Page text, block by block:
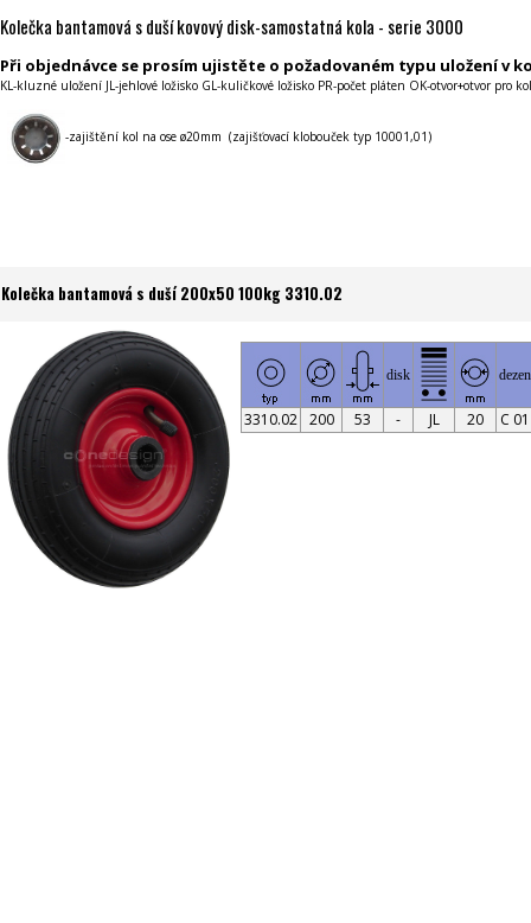
Kolečka bantamová s duší kovový disk-samostatná kola - serie 3000
Při objednávce se prosím ujistěte o požadovaném typu uložení v
KL-kluzné uložení JL-jehlové ložisko GL-kuličkové ložisko PR-počet pláten OK-otvor+otvor pro
-zajištění kol na ose ø20mm (zajišťovací klobouček typ 10001,01)
Kolečka bantamová s duší 200x50 100kg 3310.02
disk dezen
3310.02 200 53 - JL 20 C 01